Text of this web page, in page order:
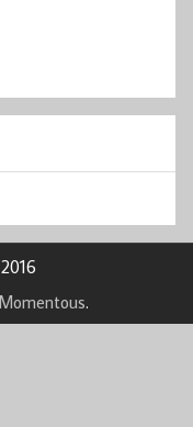
Momentous.